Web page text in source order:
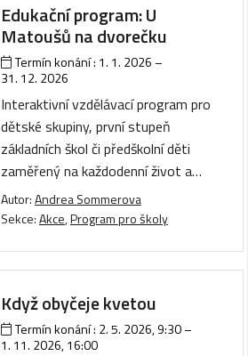
Edukační program: U
Matoušů na dvorečku
Termín konání : 1. 1. 2026 –
31. 12. 2026
Interaktivní vzdělávací program pro
dětské skupiny, první stupeň
základních škol či předškolní děti
zaměřený na každodenní život a…
Autor:Andrea Sommerova
Sekce:Akce,Program pro školy
Když obyčeje kvetou
Termín konání : 2. 5. 2026, 9:30–
1. 11. 2026, 16:00